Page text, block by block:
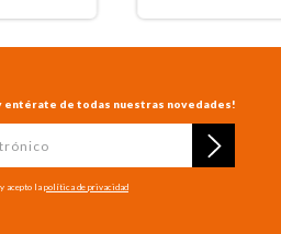
entérate de todas nuestras novedades!
acepto la política de privacidad